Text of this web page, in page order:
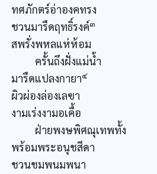
ทศภักตร์อ่าองคทรง
ชวนมารืดฤทธิ์รงค์๓
สพรั่งพหลแห่ห้อม
ครั้นถึงฝั่งแม่น้ำ
มารืดแปลงกายา๔
ผิวผ่องล่องเลฃา
งามเร่งงามอเคื้อ
ฝ่ายพงษพิศณุเทพทั้ง
พร้อมพระอนุชสีดา
ชวนชมพนมพนา